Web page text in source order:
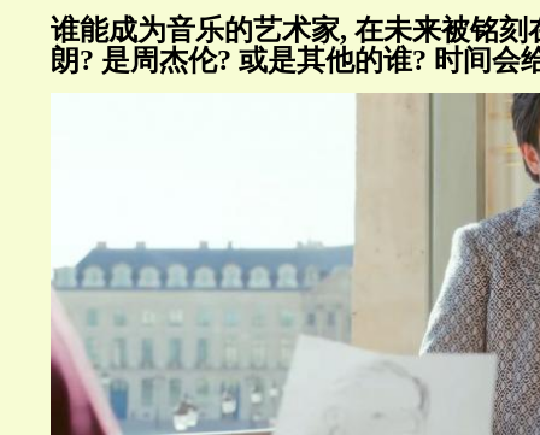
谁能成为音乐的艺术家, 在未来被铭刻
朗? 是周杰伦? 或是其他的谁? 时间会